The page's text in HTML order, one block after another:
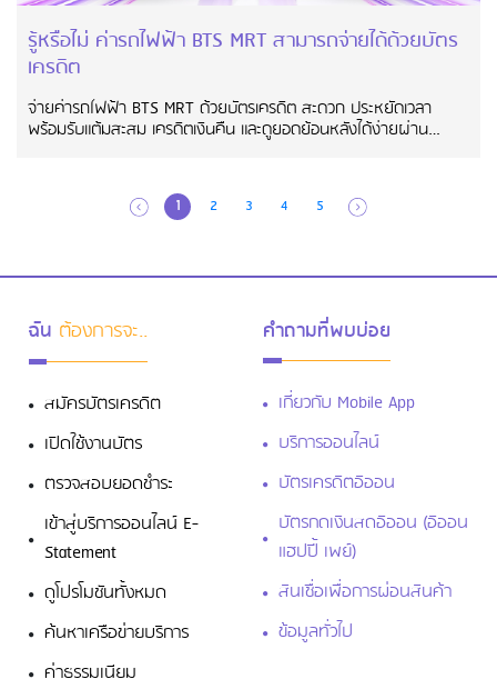
รู้หรือไม่ ค่ารถไฟฟ้า BTS MRT สามารถจ่ายได้ด้วยบัตร
เครดิต
จ่ายค่ารถไฟฟ้า BTS MRT ด้วยบัตรเครดิต สะดวก ประหยัดเวลา
พร้อมรับแต้มสะสม เครดิตเงินคืน และดูยอดย้อนหลังได้ง่ายผ่าน
1 2 3 4 5
ฉัน ต้องการจะ..
สมัครบัตรเครดิต
เปิดใช้งานบัตร
ตรวจสอบยอดชำระ
เข้าสู่บริการออนไลน์ E-
Statement
ดูโปรโมชันทั้งหมด
ค้นหาเครือข่ายบริการ
ค่าธรรมเนียม
คำถามที่พบบ่อย
เกี่ยวกับ Mobile App
บริการออนไลน์
บัตรเครดิตอิออน
บัตรกดเงินสดอิออน (อิออน
แฮปปี้ เพย์)
สินเชื่อเพื่อการผ่อนสินค้า
ข้อมูลทั่วไป